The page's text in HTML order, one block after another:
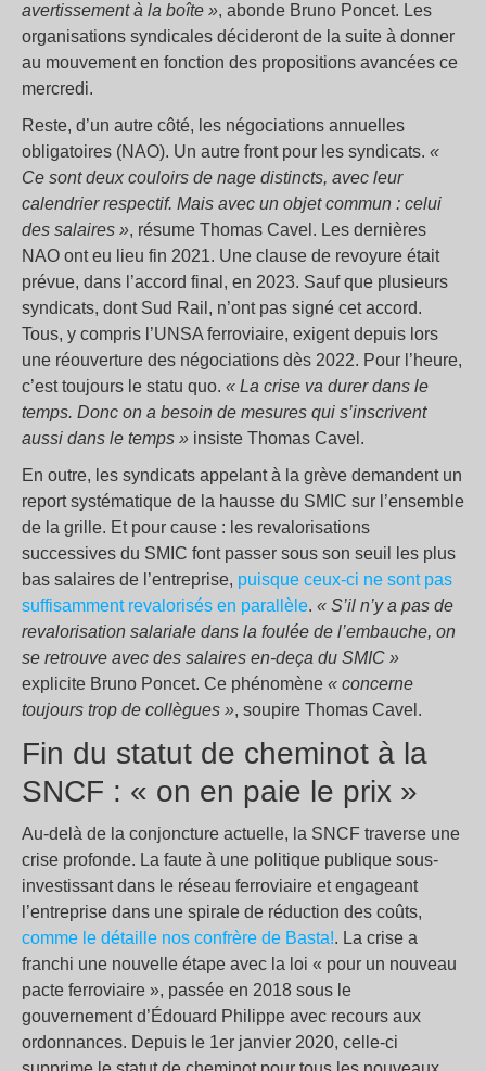
avertissement à la boîte », abonde Bruno Poncet. Les
organisations syndicales décideront de la suite à donner
au mouvement en fonction des propositions avancées ce
mercredi.
Reste, d’un autre côté, les négociations annuelles
obligatoires (NAO). Un autre front pour les syndicats. «
Ce sont deux couloirs de nage distincts, avec leur
calendrier respectif. Mais avec un objet commun : celui
des salaires », résume Thomas Cavel. Les dernières
NAO ont eu lieu fin 2021. Une clause de revoyure était
prévue, dans l’accord final, en 2023. Sauf que plusieurs
syndicats, dont Sud Rail, n’ont pas signé cet accord.
Tous, y compris l’UNSA ferroviaire, exigent depuis lors
une réouverture des négociations dès 2022. Pour l’heure,
c’est toujours le statu quo. « La crise va durer dans le
temps. Donc on a besoin de mesures qui s’inscrivent
aussi dans le temps » insiste Thomas Cavel.
En outre, les syndicats appelant à la grève demandent un
report systématique de la hausse du SMIC sur l’ensemble
de la grille. Et pour cause : les revalorisations
successives du SMIC font passer sous son seuil les plus
bas salaires de l’entreprise, puisque ceux-ci ne sont pas
suffisamment revalorisés en parallèle. « S’il n’y a pas de
revalorisation salariale dans la foulée de l’embauche, on
se retrouve avec des salaires en-deça du SMIC »
explicite Bruno Poncet. Ce phénomène « concerne
toujours trop de collègues », soupire Thomas Cavel.
Fin du statut de cheminot à la
SNCF : « on en paie le prix »
Au-delà de la conjoncture actuelle, la SNCF traverse une
crise profonde. La faute à une politique publique sous-
investissant dans le réseau ferroviaire et engageant
l’entreprise dans une spirale de réduction des coûts,
comme le détaille nos confrère de Basta!. La crise a
franchi une nouvelle étape avec la loi « pour un nouveau
pacte ferroviaire », passée en 2018 sous le
gouvernement d’Édouard Philippe avec recours aux
ordonnances. Depuis le 1er janvier 2020, celle-ci